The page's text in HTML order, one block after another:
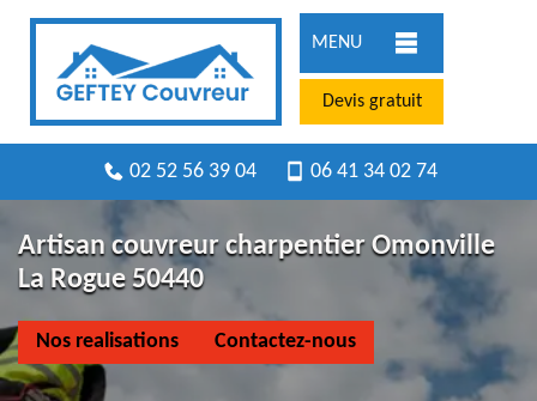
MENU
Devis gratuit
02 52 56 39 04 06 41 34 02 74
Artisan couvreur charpentier Omonville
La Rogue 50440
Nos realisations Contactez-nous